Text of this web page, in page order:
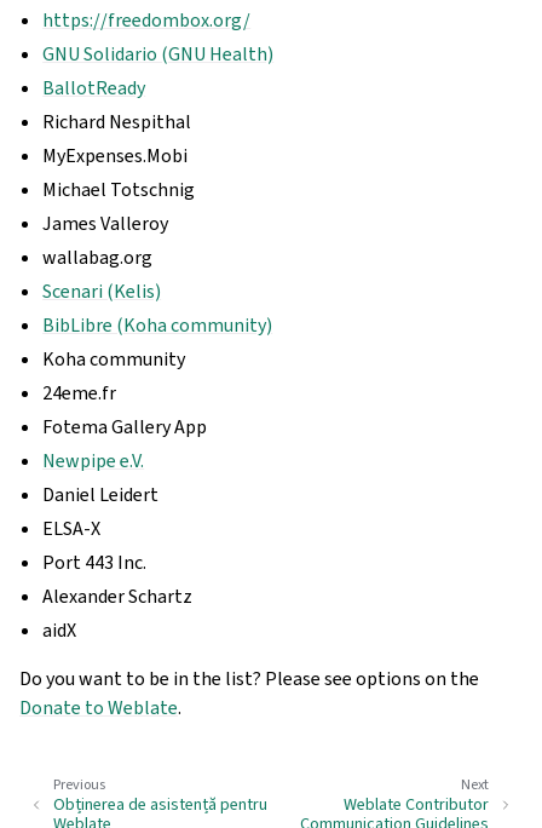
https://freedombox.org/
GNU Solidario (GNU Health)
BallotReady
Richard Nespithal
MyExpenses.Mobi
Michael Totschnig
James Valleroy
wallabag.org
Scenari (Kelis)
BibLibre (Koha community)
Koha community
24eme.fr
Fotema Gallery App
Newpipe e.V.
Daniel Leidert
ELSA-X
Port 443 Inc.
Alexander Schartz
aidX
Do you want to be in the list? Please see options on the
Donate to Weblate.
Next
Weblate Contributor
Communication Guidelines
Previous
Obținerea de asistență pentru
Weblate